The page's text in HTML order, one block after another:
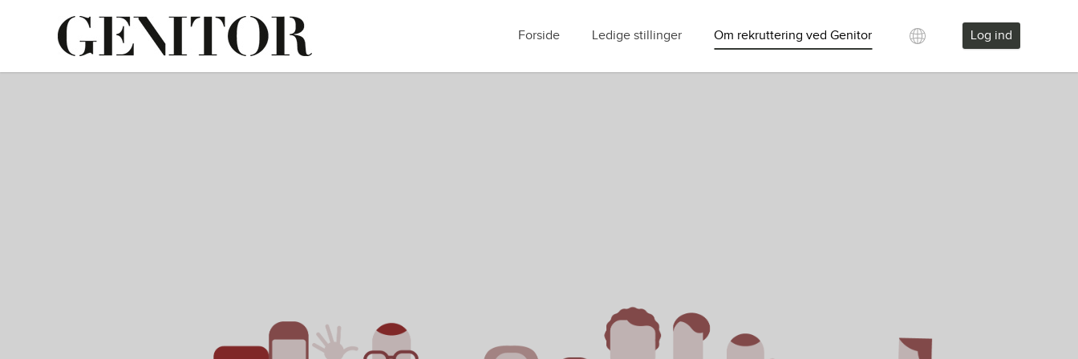
Forside Ledige stillinger Om rekruttering ved Genitor Log ind